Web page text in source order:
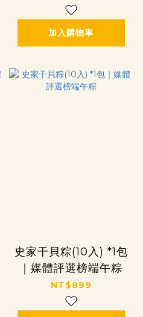
加入購物車
史家干貝粽(10入) *1包
｜媒體評選榜端午粽
NT$899